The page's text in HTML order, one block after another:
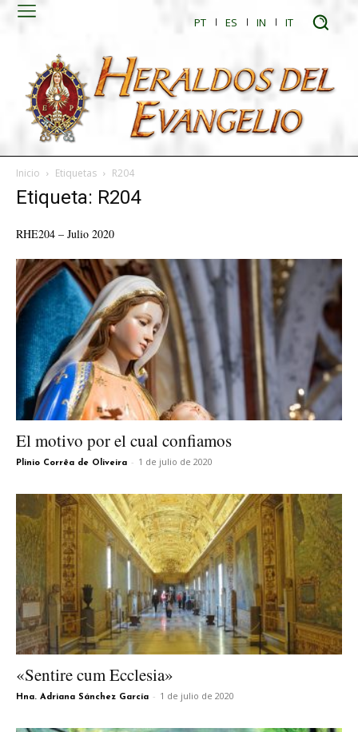
PT ES IN IT
Inicio Etiquetas R204
Etiqueta: R204
RHE204 – Julio 2020
El motivo por el cual confiamos
Plinio Corrêa de Oliveira - 1 de julio de 2020
«Sentire cum Ecclesia»
Hna. Adriana Sánchez García - 1 de julio de 2020